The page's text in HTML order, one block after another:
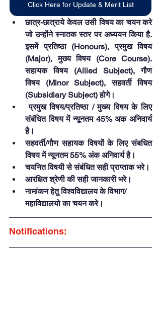
Click Here for Update & Merit List
छात्र-छात्राये केवल उसी विषय का चयन करे
जो उन्होंने स्नातक स्तर पर अध्ययन किया है.
इसमें प्रतिष्ठा (Honours), प्रमुख विषय
(Major), मुख्य विषय (Core Course).
सहायक विषय (Allied Subject), गौण
विषय (Minor Subject), सहवर्ती विषय
(Subsidiary Subject) होगे।
प्रमुख विषय/प्रतिष्ठा / मुख्य विषय के लिए
संबंधित विषय में न्यूनतम 45% अक अनिवार्य
है।
सहवर्ती/गौण सहायक विषयों के लिए संबधित
विषय में न्यूनतम 55% अंक अनिवार्य है।
चयनित विषयी से संबंधित सही प्राप्ताक भरे।
आरक्षित श्रेणी की सही जानकारी भरे।
नामांकन हेतु विश्वविद्यालय के विभाग/
महाविद्यालयो का चयन करे।
Notifications: